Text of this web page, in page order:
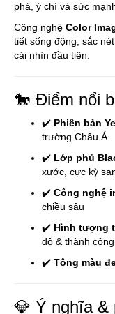
phá, ý chí và sức
Công nghệ Color
tiết sống động, sắc
cái nhìn đầu tiên.
🐎 Điểm nổi
✔️ Phiên bản
trường Châu Á
✔️ Lớp phủ
xước, cực kỳ
✔️ Công nghệ
chiều sâu
✔️ Hình tượng
độ & thành công
✔️ Tông màu
💎 Ý nghĩa &